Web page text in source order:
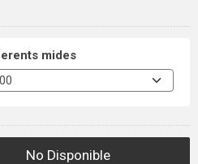
mides
No Disponible